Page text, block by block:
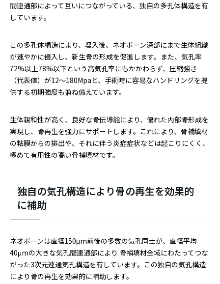
間連通部によって互いにつながっている、独自の多孔体構造を有
しています。
この多孔体構造により、埋入後、ネオボーン深部にまで生体組織
が速やかに侵入し、新生骨の形成を促進します。また、気孔率
72%以上78%以下という高気孔率にもかかわらず、圧縮強さ
（代表値）が12～180Mpaと、手術時に容易なハンドリングを提
供する初期強度も兼ね備えています。
生体親和性が高く、良好な骨伝導能により、優れた内部骨形成を
実現し、骨再生を強力にサポートします。これにより、骨補填材
の粘膜からの排出や、それに伴う炎症症状などは起こりにくく、
極めて有用性の高い骨補填材です。
独自の気孔構造により骨の再生を効果的
に補助
ネオボーンは直径150μm前後の多数の気孔同士が、直径平均
40μmの大きな気孔間連通部により 骨補填材全域にわたってつな
がった3次元連通気孔構造を有しています。この独自の気孔構造
により骨の再生を効果的に補助します。